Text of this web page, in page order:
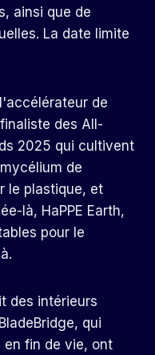
ainsi que de
La date limite
de
des All-
2025 qui cultivent
de
le plastique, et
là, HaPPE Earth,
pour le
des intérieurs
qui
en fin de vie, ont